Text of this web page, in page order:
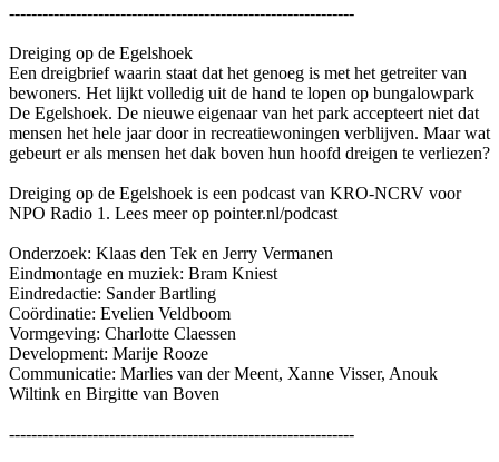
--------------------------------------------------------------
Dreiging op de Egelshoek
Een dreigbrief waarin staat dat het genoeg is met het getreiter van
bewoners. Het lijkt volledig uit de hand te lopen op bungalowpark
De Egelshoek. De nieuwe eigenaar van het park accepteert niet dat
mensen het hele jaar door in recreatiewoningen verblijven. Maar wat
gebeurt er als mensen het dak boven hun hoofd dreigen te verliezen?
Dreiging op de Egelshoek is een podcast van KRO-NCRV voor
NPO Radio 1. Lees meer op pointer.nl/podcast
Onderzoek: Klaas den Tek en Jerry Vermanen
Eindmontage en muziek: Bram Kniest
Eindredactie: Sander Bartling
Coördinatie: Evelien Veldboom
Vormgeving: Charlotte Claessen
Development: Marije Rooze
Communicatie: Marlies van der Meent, Xanne Visser, Anouk
Wiltink en Birgitte van Boven
--------------------------------------------------------------